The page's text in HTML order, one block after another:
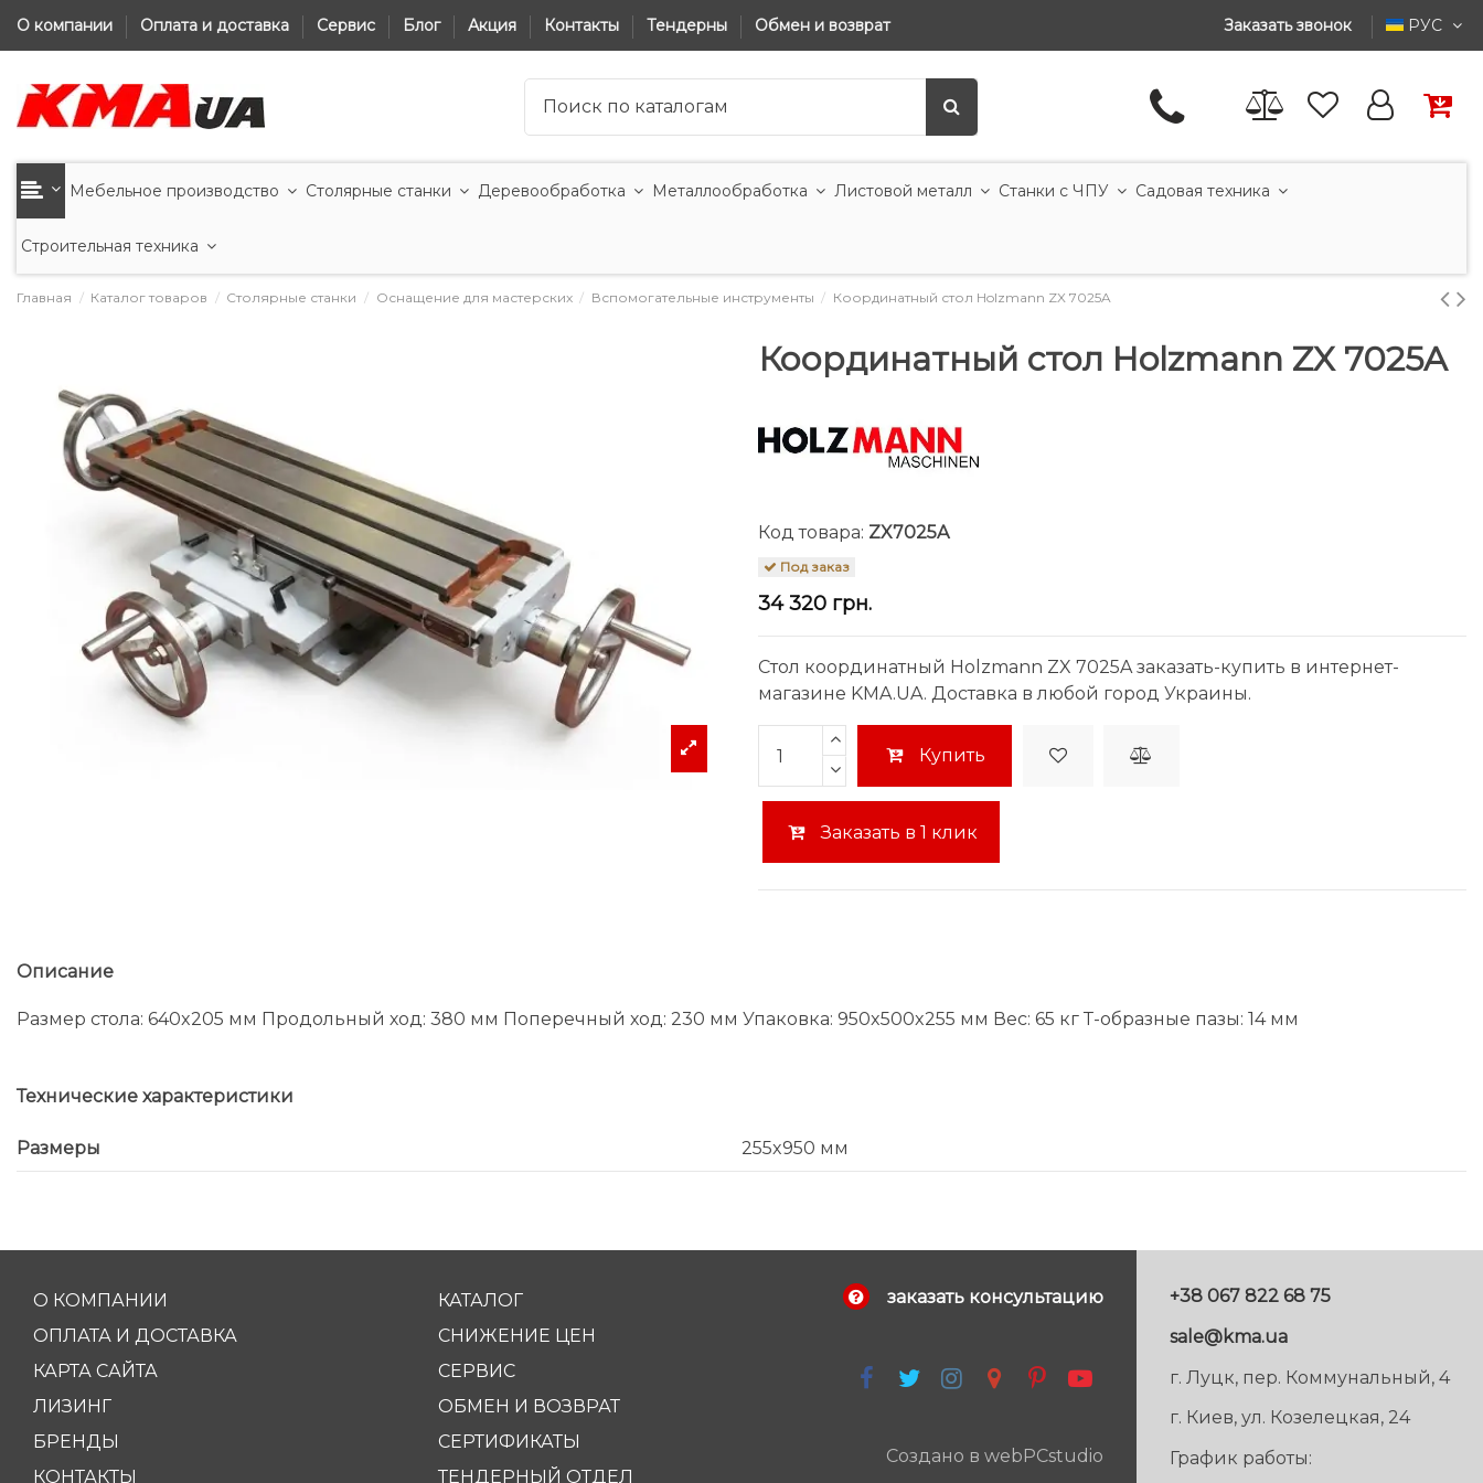
О компании Оплата и доставка Сервис Блог Акция Контакты Тендерны Обмен и возврат Заказать звонок РУС
Мебельное производство Столярные станки Деревообработка Металлообработка Листовой металл Станки с ЧПУ Садовая техника
Строительная техника
Главная Каталог товаров Столярные станки Оснащение для мастерских Вспомогательные инструменты Координатный стол Holzmann ZX 7025A
Координатный стол Holzmann ZX 7025A
Код товара: ZX7025A
Под заказ
34 320 грн.
Стол координатный Holzmann ZX 7025A заказать-купить в интернет-
магазине KMA.UA. Доставка в любой город Украины.
Купить
Заказать в 1 клик
Описание
Размер стола: 640x205 мм Продольный ход: 380 мм Поперечный ход: 230 мм Упаковка: 950x500x255 мм Вес: 65 кг Т-образные пазы: 14 мм
Технические характеристики
Размеры 255x950 мм
О КОМПАНИИ
ОПЛАТА И ДОСТАВКА
КАРТА САЙТА
ЛИЗИНГ
БРЕНДЫ
КОНТАКТЫ
КАТАЛОГ
СНИЖЕНИЕ ЦЕН
СЕРВИС
ОБМЕН И ВОЗВРАТ
СЕРТИФИКАТЫ
ТЕНДЕРНЫЙ ОТДЕЛ
заказать консультацию
Создано в webPCstudio
+38 067 822 68 75
sale@kma.ua
г. Луцк, пер. Коммунальный, 4
г. Киев, ул. Козелецкая, 24
График работы: